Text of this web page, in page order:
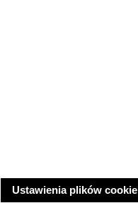
Ustawienia plików cookie